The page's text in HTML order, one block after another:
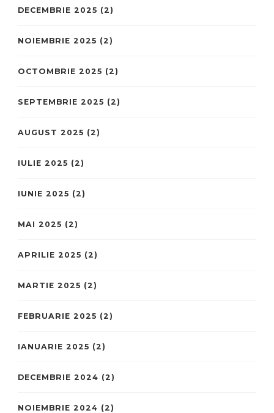
DECEMBRIE 2025 (2)
NOIEMBRIE 2025 (2)
OCTOMBRIE 2025 (2)
SEPTEMBRIE 2025 (2)
AUGUST 2025 (2)
IULIE 2025 (2)
IUNIE 2025 (2)
MAI 2025 (2)
APRILIE 2025 (2)
MARTIE 2025 (2)
FEBRUARIE 2025 (2)
IANUARIE 2025 (2)
DECEMBRIE 2024 (2)
NOIEMBRIE 2024 (2)